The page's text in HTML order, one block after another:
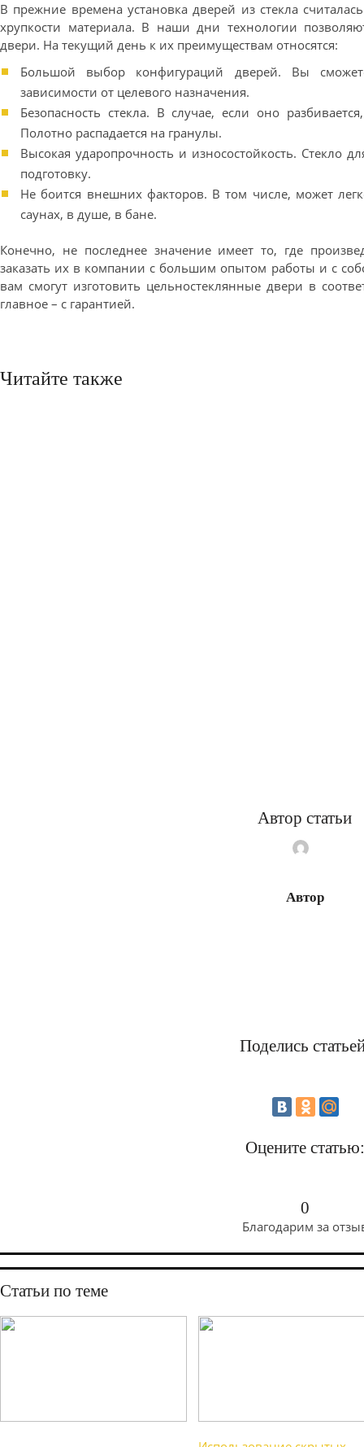
В прежние времена установка дверей из стекла
хрупкости материала. В наши дни технологии
двери. На текущий день к их преимуществам относятся:
Большой выбор конфигураций дверей. Вы
зависимости от целевого назначения.
Безопасность стекла. В случае, если оно
Полотно распадается на гранулы.
Высокая ударопрочность и износостойкость. Стекло
подготовку.
Не боится внешних факторов. В том числе, может
саунах, в душе, в бане.
Конечно, не последнее значение имеет то, где
заказать их в компании с большим опытом работы и с
вам смогут изготовить цельностеклянные двери в
главное – с гарантией.
Читайте также
Автор статьи
Автор
Поделись
Оцените статью:
0
Благодарим за
Статьи по теме